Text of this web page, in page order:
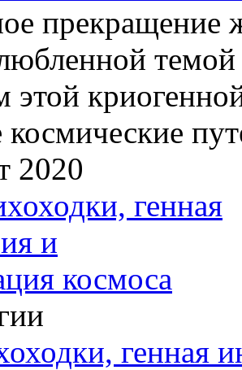
прекращение
этой
2020
генная